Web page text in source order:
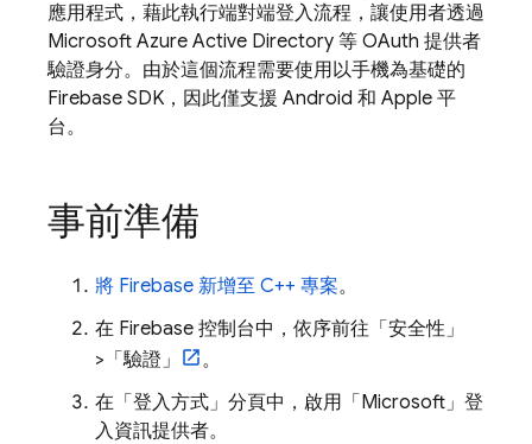
應用程式，藉此執行端對端登入流程，讓使用者透過
Microsoft Azure Active Directory 等 OAuth 提供者
驗證身分。由於這個流程需要使用以手機為基礎的
Firebase SDK，因此僅支援 Android 和 Apple 平
台。
事前準備
將 Firebase 新增至 C++ 專案。
在 Firebase 控制台中，依序前往「安全性」
>「驗證」
。
在「登入方式」 分頁中，啟用「Microsoft」 登
入資訊提供者。